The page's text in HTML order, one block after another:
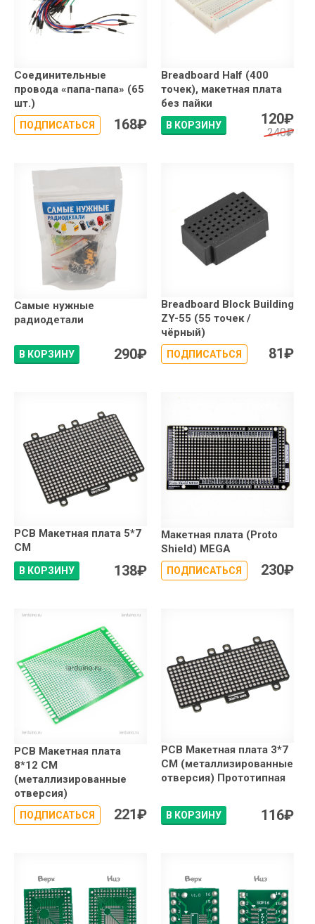
Соединительные
провода «папа-папа» (65
шт.)
ПОДПИСАТЬСЯ 168₽
Breadboard Half (400
точек), макетная плата
без пайки
В КОРЗИНУ 120₽
240₽
Самые нужные
радиодетали
В КОРЗИНУ 290₽
Breadboard Block Building
ZY-55 (55 точек /
чёрный)
ПОДПИСАТЬСЯ 81₽
PCB Макетная плата 5*7
СМ
В КОРЗИНУ 138₽
Макетная плата (Proto
Shield) MEGA
ПОДПИСАТЬСЯ 230₽
PCB Макетная плата
8*12 СМ
(металлизированные
отверсия)
ПОДПИСАТЬСЯ 221₽
PCB Макетная плата 3*7
СМ (металлизированные
отверсия) Прототипная
В КОРЗИНУ 116₽